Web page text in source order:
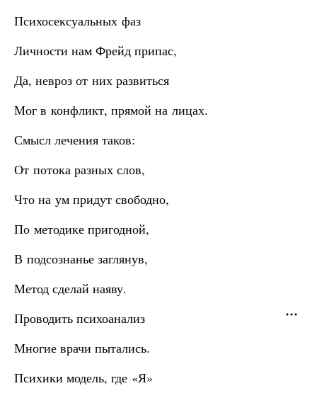
Психосексуальных фаз
Личности нам Фрейд припас,
Да, невроз от них развиться
Мог в конфликт, прямой на лицах.
Смысл лечения таков:
От потока разных слов,
Что на ум придут свободно,
По методике пригодной,
В подсознанье заглянув,
Метод сделай наяву.
Проводить психоанализ
Многие врачи пытались.
Психики модель, где «Я»